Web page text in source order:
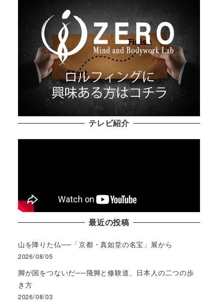
テレビ紹介
最近の投稿
山を降りた仏──「京都・真如堂の名宝」展から
2026/08/05
脚が国をつないだ──飛脚と修験道、日本人の二つの歩
き方
2026/08/03